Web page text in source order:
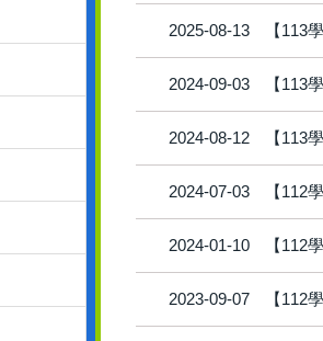
2025-08-13 【113
2024-09-03 【113
2024-08-12 【113
2024-07-03 【112
2024-01-10 【112
2023-09-07 【112